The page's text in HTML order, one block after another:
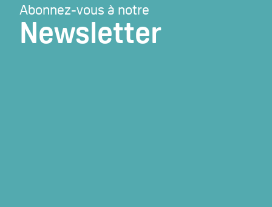
Abonnez-vous à notre
Newsletter